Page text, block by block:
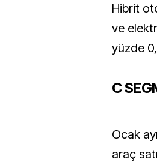
Hibrit
ve
yüzde
C
Ocak
araç